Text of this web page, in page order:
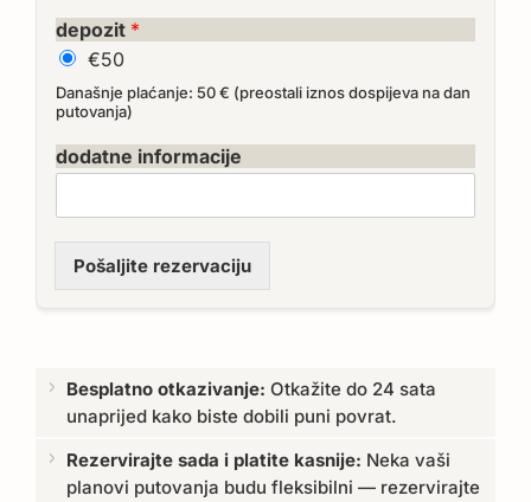
depozit *
€50
Današnje plaćanje: 50 € (preostali iznos dospijeva na dan
putovanja)
dodatne informacije
Pošaljite rezervaciju
Besplatno otkazivanje: Otkažite do 24 sata
unaprijed kako biste dobili puni povrat.
Rezervirajte sada i platite kasnije: Neka vaši
planovi putovanja budu fleksibilni — rezervirajte